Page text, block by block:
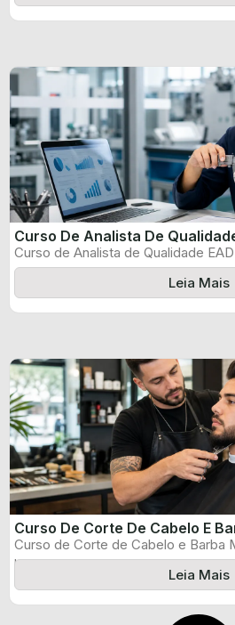
Curso De Analista De
Curso de Analista de Qualidade
certificado informado pelo produtor
Leia Mais
Curso De Corte De Cabelo E
Curso de Corte de Cabelo e Barba
horas, certificado ...
Leia Mais